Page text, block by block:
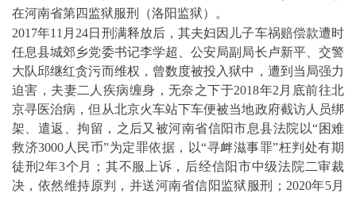
在河南省第四监狱服刑（洛阳监狱）。
2017年11 月 24日刑满释放后，其夫妇因儿子车祸赔偿款遭时
任息县城郊乡党委书记李学超、公安局副局长卢新平、交警
大队邱继红贪污而维权，曾数度被投入狱中，遭到当局强力
迫害，夫妻二人疾病缠身，无奈之下于2018年2 月底前往北
京寻医治病，但从北京火车站下车便被当地政府截访人员绑
架、遣返、拘留，之后又被河南省信阳市息县法院以“困难
救济3000 人民币”为定罪依据，以“寻衅滋事罪”枉判处有期
徒刑 2年3个月；其不服上诉，后经信阳市中级法院二审裁
决，依然维持原判，并送河南省信阳监狱服刑； 2020年5月